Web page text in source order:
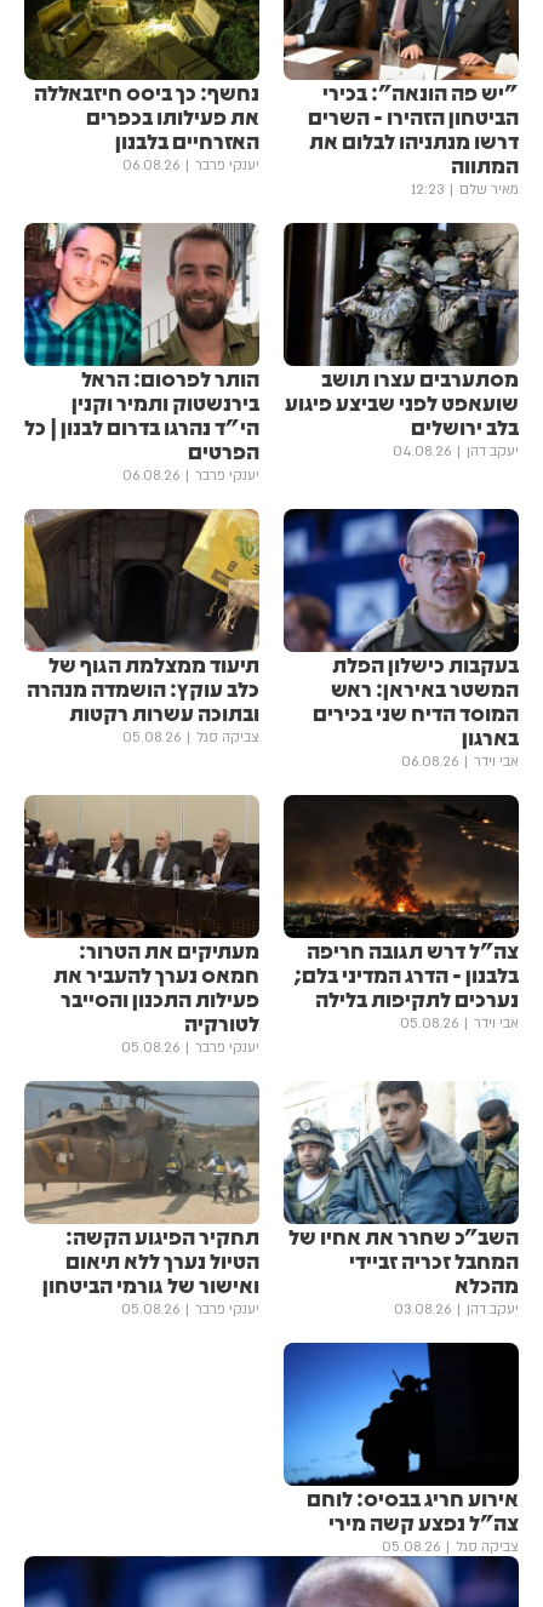
"יש פה הונאה": בכירי
הביטחון הזהירו - השרים
דרשו מנתניהו לבלום את
המתווה
מאיר שלם 12:23
נחשף: כך ביסס חיזבאללה
את פעילותו בכפרים
האזרחיים בלבנון
יענקי פרבר 06.08.26
מסתערבים עצרו תושב
שועאפט לפני שביצע פיגוע
בלב ירושלים
יעקב דהן 04.08.26
הותר לפרסום: הראל
בירנשטוק ותמיר וקנין
הי"ד נהרגו בדרום לבנון | כל
הפרטים
יענקי פרבר 06.08.26
בעקבות כישלון הפלת
המשטר באיראן: ראש
המוסד הדיח שני בכירים
בארגון
אבי וידר 06.08.26
תיעוד ממצלמת הגוף של
כלב עוקץ: הושמדה מנהרה
ובתוכה עשרות רקטות
צביקה סגל 05.08.26
צה"ל דרש תגובה חריפה
בלבנון - הדרג המדיני בלם;
נערכים לתקיפות בלילה
אבי וידר 05.08.26
מעתיקים את הטרור:
חמאס נערך להעביר את
פעילות התכנון והסייבר
לטורקיה
יענקי פרבר 05.08.26
השב"כ שחרר את אחיו של
המחבל זכריה זביידי
מהכלא
יעקב דהן 03.08.26
תחקיר הפיגוע הקשה:
הטיול נערך ללא תיאום
ואישור של גורמי הביטחון
יענקי פרבר 05.08.26
אירוע חריג בבסיס: לוחם
צה"ל נפצע קשה מירי
צביקה סגל 05.08.26